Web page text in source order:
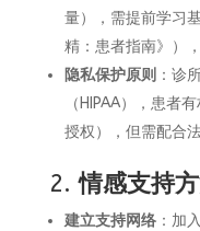
量），需提前学习
精：患者指南》）
隐私保护原则 ：诊
（HIPAA），患者
授权），但需配合
2.情感支持
建立支持网络：加